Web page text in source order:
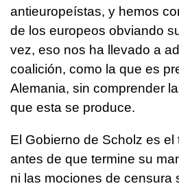
antieuropeístas, y hemos
de los europeos obviando
vez, eso nos ha llevado a
coalición, como la que es
Alemania, sin comprender
que esta se produce.
El Gobierno de Scholz es el
antes de que termine su
ni las mociones de censura